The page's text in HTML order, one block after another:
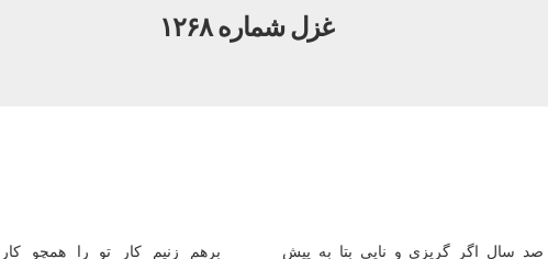
غزل شماره ۱۲۶۸
صد سال اگر گریزی و نایی بتا به پیش برهم زنیم كار تو را همچو